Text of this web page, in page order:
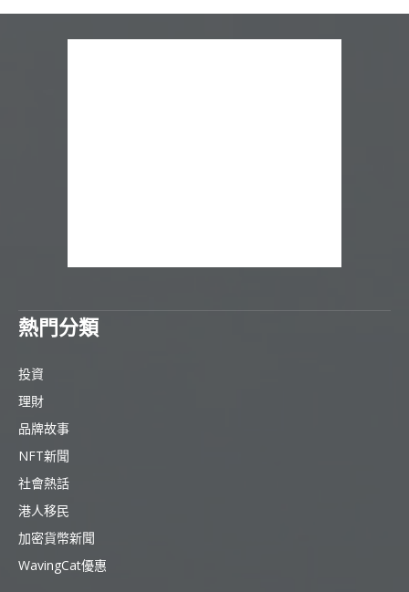
熱門分類
投資
理財
品牌故事
NFT新聞
社會熱話
港人移民
加密貨幣新聞
WavingCat優惠